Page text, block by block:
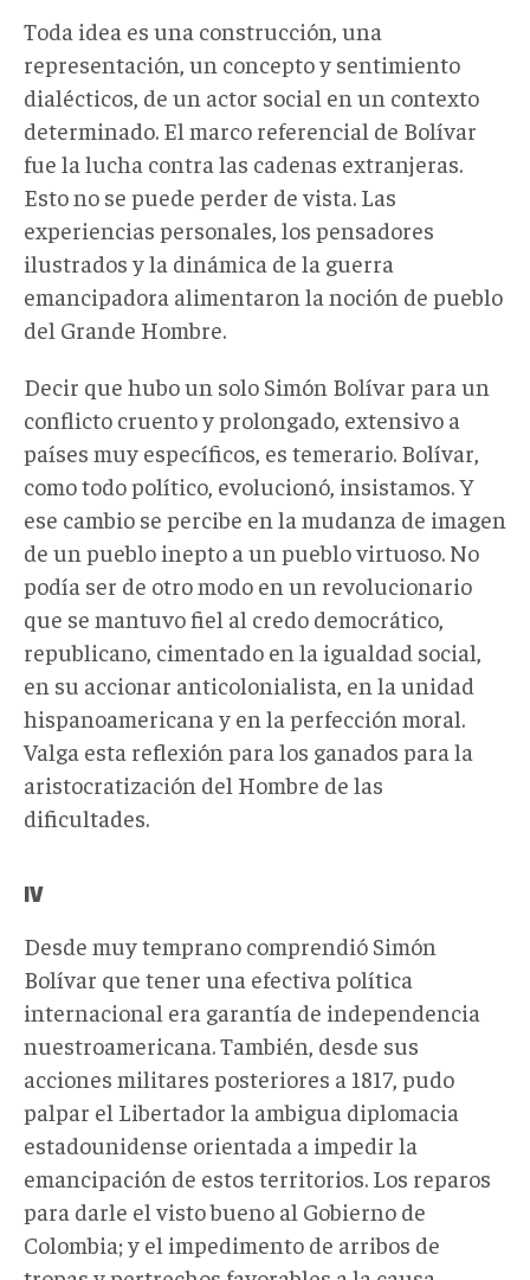
Toda idea es una construcción, una
representación, un concepto y sentimiento
dialécticos, de un actor social en un contexto
determinado. El marco referencial de Bolívar
fue la lucha contra las cadenas extranjeras.
Esto no se puede perder de vista. Las
experiencias personales, los pensadores
ilustrados y la dinámica de la guerra
emancipadora alimentaron la noción de pueblo
del Grande Hombre.
Decir que hubo un solo Simón Bolívar para un
conflicto cruento y prolongado, extensivo a
países muy específicos, es temerario. Bolívar,
como todo político, evolucionó, insistamos. Y
ese cambio se percibe en la mudanza de imagen
de un pueblo inepto a un pueblo virtuoso. No
podía ser de otro modo en un revolucionario
que se mantuvo fiel al credo democrático,
republicano, cimentado en la igualdad social,
en su accionar anticolonialista, en la unidad
hispanoamericana y en la perfección moral.
Valga esta reflexión para los ganados para la
aristocratización del Hombre de las
dificultades.
IV
Desde muy temprano comprendió Simón
Bolívar que tener una efectiva política
internacional era garantía de independencia
nuestroamericana. También, desde sus
acciones militares posteriores a 1817, pudo
palpar el Libertador la ambigua diplomacia
estadounidense orientada a impedir la
emancipación de estos territorios. Los reparos
para darle el visto bueno al Gobierno de
Colombia; y el impedimento de arribos de